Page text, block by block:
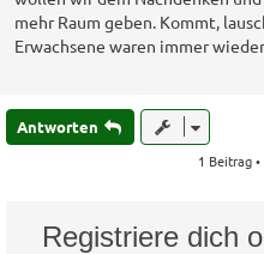
mehr Raum geben. Kommt,
Erwachsene waren immer
Antworten
1 Beitrag
Registriere dich